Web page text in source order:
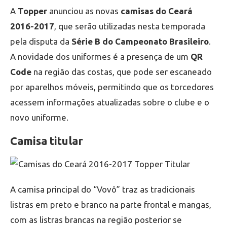
A Topper anunciou as novas camisas do Ceará
2016-2017, que serão utilizadas nesta temporada
pela disputa da Série B do Campeonato Brasileiro.
A novidade dos uniformes é a presença de um QR
Code na região das costas, que pode ser escaneado
por aparelhos móveis, permitindo que os torcedores
acessem informações atualizadas sobre o clube e o
novo uniforme.
Camisa titular
A camisa principal do “Vovô” traz as tradicionais
listras em preto e branco na parte frontal e mangas,
com as listras brancas na região posterior se